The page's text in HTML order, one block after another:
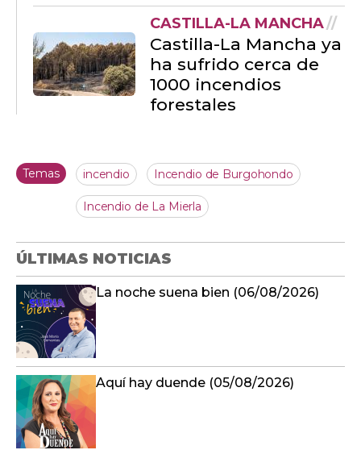
CASTILLA-LA MANCHA
Castilla-La Mancha ya
ha sufrido cerca de
1000 incendios
forestales
Temas incendio Incendio de Burgohondo
Incendio de La Mierla
ÚLTIMAS NOTICIAS
La noche suena bien (06/08/2026)
Aquí hay duende (05/08/2026)